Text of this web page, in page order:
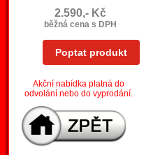
2.590,- Kč
běžná cena s DPH
Poptat produkt
Akční nabídka platná do
odvolání nebo do vyprodání.